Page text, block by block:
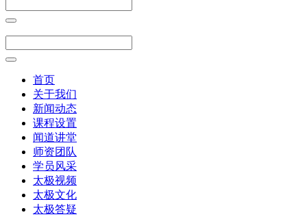
首页
关于我们
新闻动态
课程设置
闻道讲堂
师资团队
学员风采
太极视频
太极文化
太极答疑